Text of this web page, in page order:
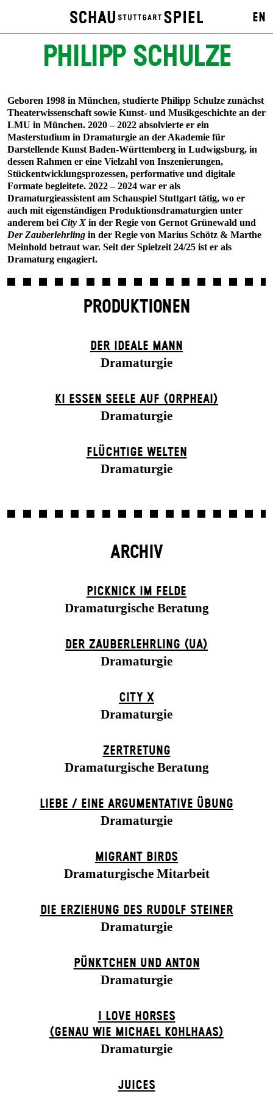
EN
PHILIPP SCHULZE
Geboren 1998 in München, studierte Philipp Schulze zunächst
Theaterwissenschaft sowie Kunst- und Musikgeschichte an der
LMU in München. 2020 – 2022 absolvierte er ein
Masterstudium in Dramaturgie an der Akademie für
Darstellende Kunst Baden-Württemberg in Ludwigsburg, in
dessen Rahmen er eine Vielzahl von Inszenierungen,
Stückentwicklungsprozessen, performative und digitale
Formate begleitete. 2022 – 2024 war er als
Dramaturgieassistent am Schauspiel Stuttgart tätig, wo er
auch mit eigenständigen Produktionsdramaturgien unter
anderem bei City X in der Regie von Gernot Grünewald und
Der Zauberlehrling in der Regie von Marius Schötz & Marthe
Meinhold betraut war. Seit der Spielzeit 24/25 ist er als
Dramaturg engagiert.
PRODUKTIONEN
DER IDEALE MANN
Dramaturgie
KI ESSEN SEELE AUF (ORPHEAI)
Dramaturgie
FLÜCHTIGE WELTEN
Dramaturgie
ARCHIV
PICKNICK IM FELDE
Dramaturgische Beratung
DER ZAUBER­LEHRLING (UA)
Dramaturgie
CITY X
Dramaturgie
ZER­TRETUNG
Dramaturgische Beratung
LIEBE / EINE ARGUMENTATIVE ÜBUNG
Dramaturgie
MIGRANT BIRDS
Dramaturgische Mitarbeit
DIE ERZIEHUNG DES RUDOLF STEINER
Dramaturgie
PÜNKTCHEN UND ANTON
Dramaturgie
I LOVE HORSES
(GENAU WIE MICHAEL KOHL­HAAS)
Dramaturgie
JUICES